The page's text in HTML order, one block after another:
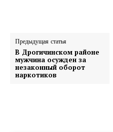
Предыдущая статья
В Дрогичинском районе
мужчина осужден за
незаконный оборот
наркотиков